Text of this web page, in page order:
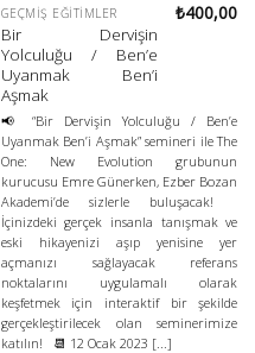
GEÇMIŞ EĞITIMLER
Bir Dervişin
Yolculuğu / Ben’e
Uyanmak Ben’i
Aşmak
₺400,00
📢 “Bir Dervişin Yolculuğu / Ben’e
Uyanmak Ben’i Aşmak” semineri ile The
One: New Evolution grubunun
kurucusu Emre Günerken, Ezber Bozan
Akademi’de sizlerle buluşacak!
İçinizdeki gerçek insanla tanışmak ve
eski hikayenizi aşıp yenisine yer
açmanızı sağlayacak referans
noktalarını uygulamalı olarak
keşfetmek için interaktif bir şekilde
gerçekleştirilecek olan seminerimize
katılın! 📆 12 Ocak 2023 [...]